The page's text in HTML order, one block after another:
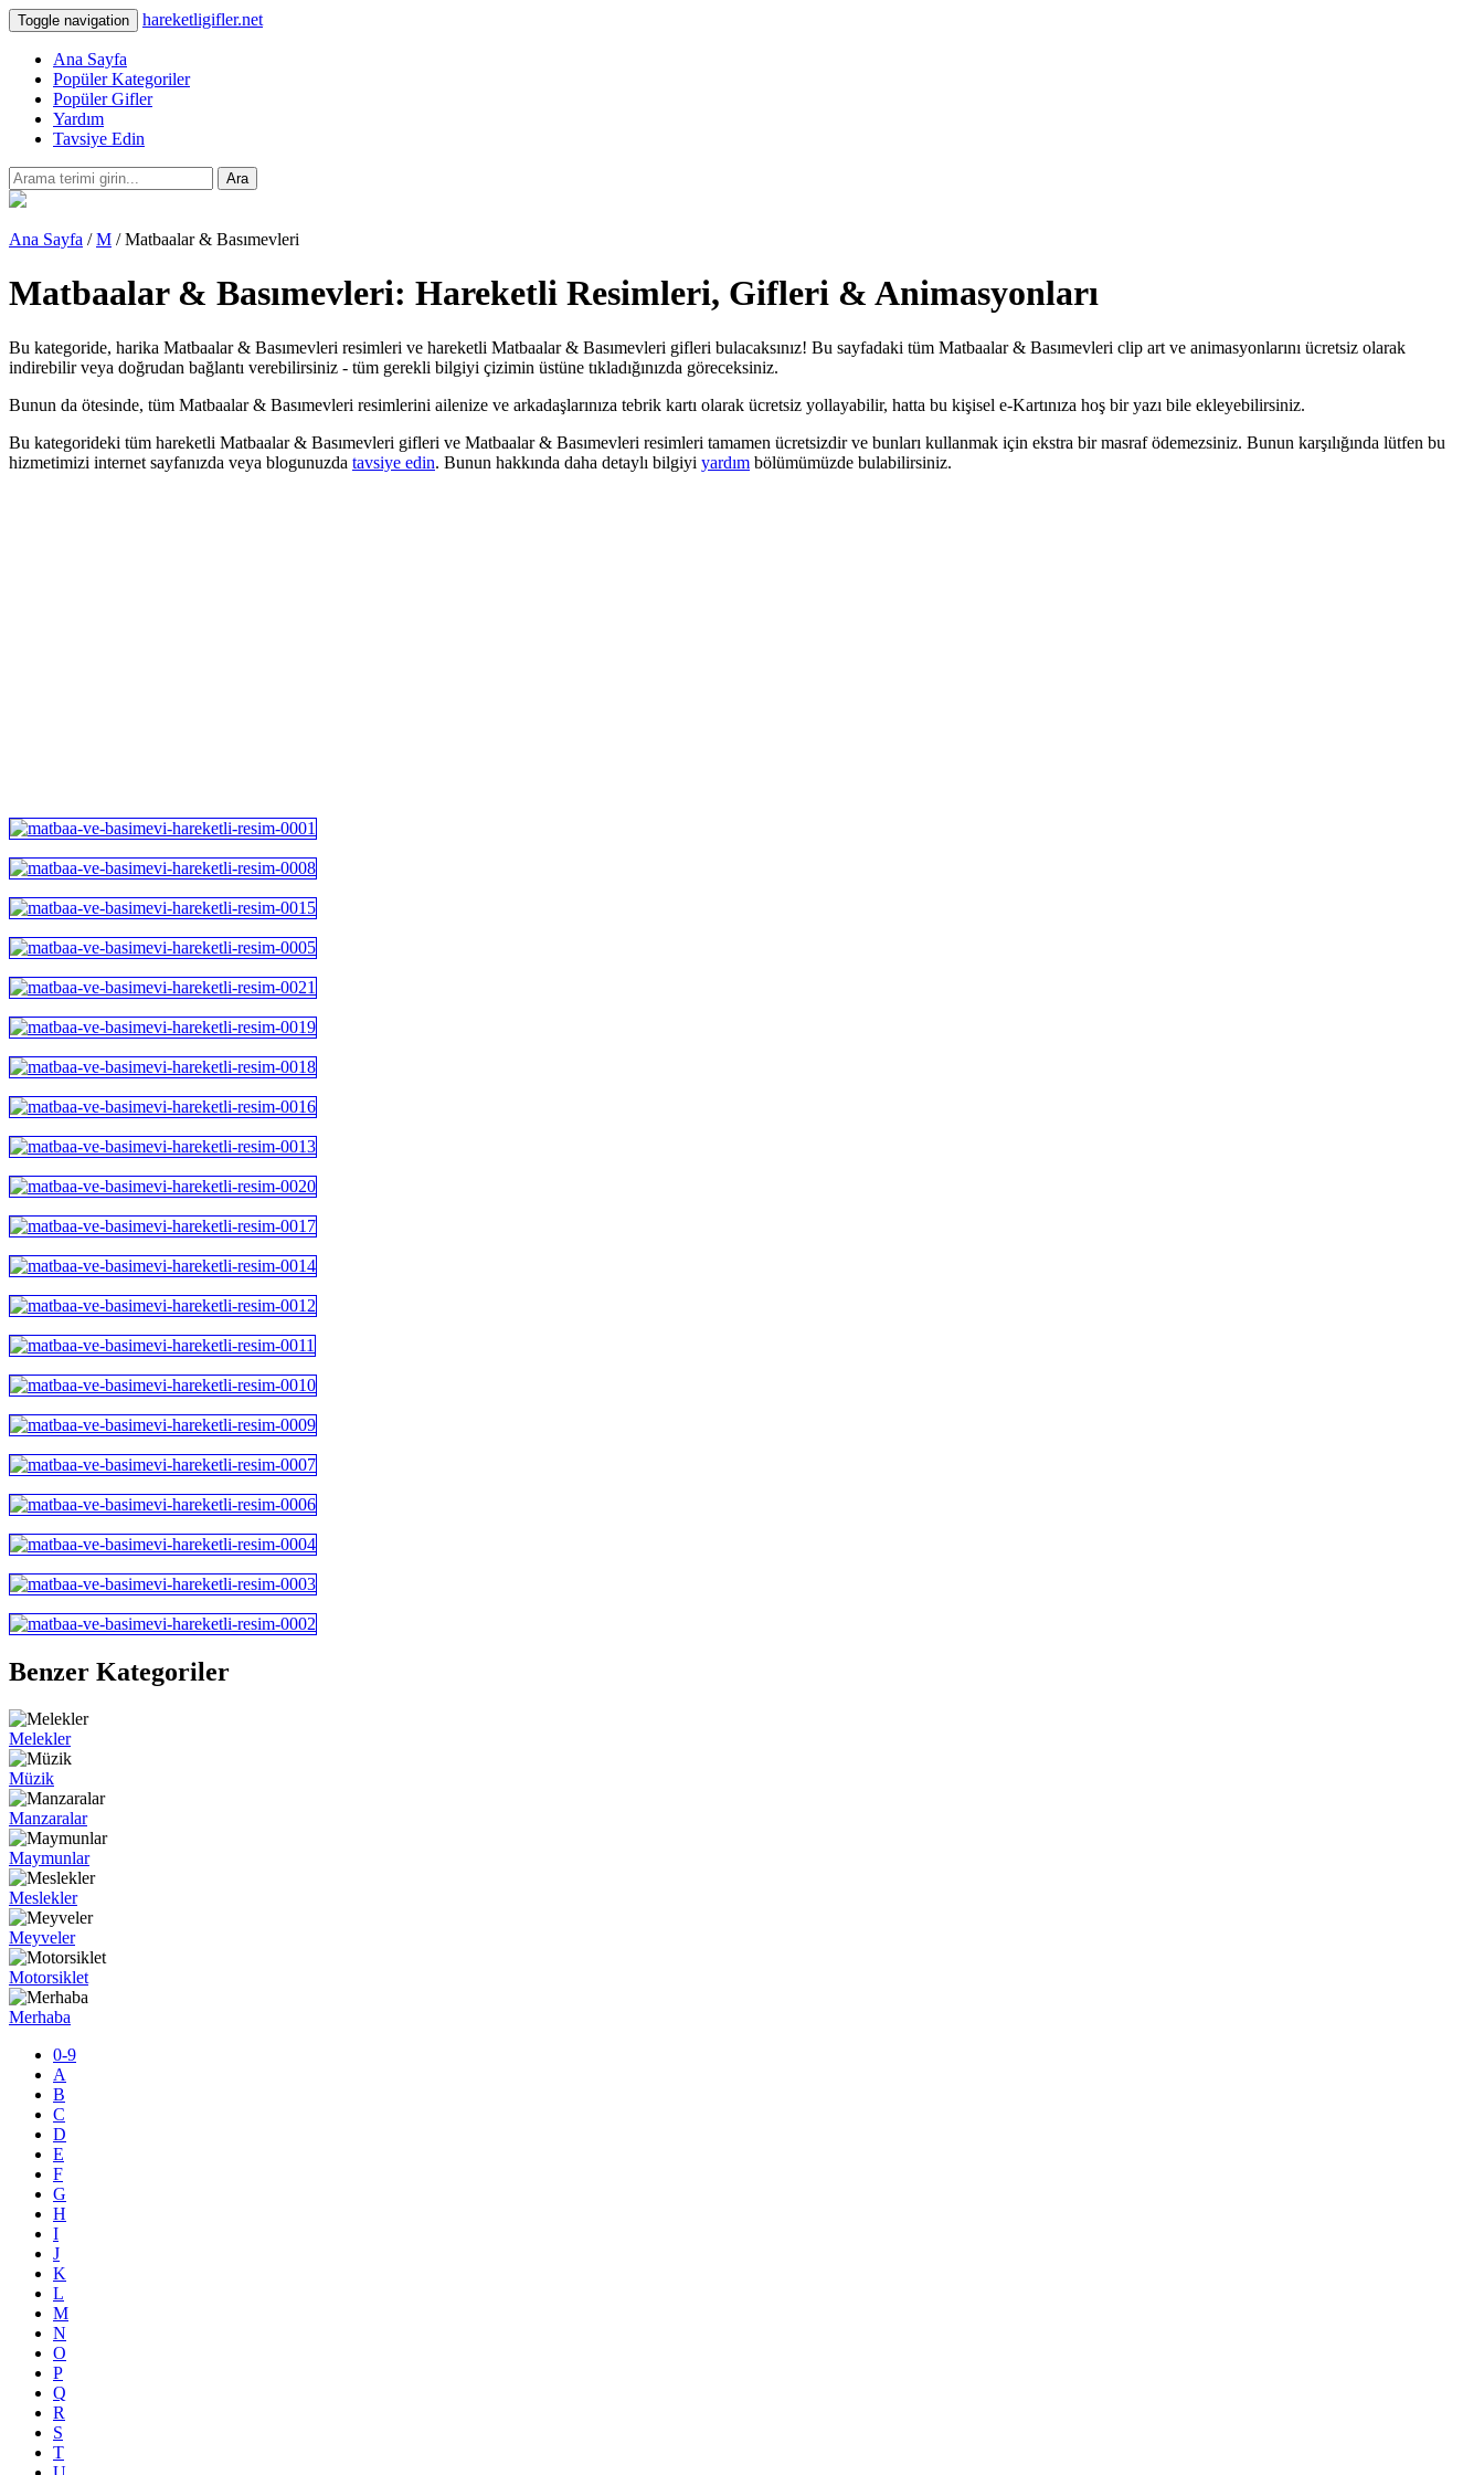
Toggle navigation hareketligifler.net
Ana Sayfa
Popüler Kategoriler
Popüler Gifler
Yardım
Tavsiye Edin
Ara
Ana Sayfa /M / Matbaalar & Basımevleri
Matbaalar & Basımevleri: Hareketli Resimleri, Gifleri & Animasyonları
Bu kategoride, harika Matbaalar & Basımevleri resimleri ve hareketli Matbaalar & Basımevleri gifleri bulacaksınız! Bu sayfadaki tüm Matbaalar & Basımevleri clip art ve animasyonlarını ücretsiz olarak
indirebilir veya doğrudan bağlantı verebilirsiniz - tüm gerekli bilgiyi çizimin üstüne tıkladığınızda göreceksiniz.
Bunun da ötesinde, tüm Matbaalar & Basımevleri resimlerini ailenize ve arkadaşlarınıza tebrik kartı olarak ücretsiz yollayabilir, hatta bu kişisel e-Kartınıza hoş bir yazı bile ekleyebilirsiniz.
Bu kategorideki tüm hareketli Matbaalar & Basımevleri gifleri ve Matbaalar & Basımevleri resimleri tamamen ücretsizdir ve bunları kullanmak için ekstra bir masraf ödemezsiniz. Bunun karşılığında lütfen bu
hizmetimizi internet sayfanızda veya blogunuzda tavsiye edin. Bunun hakkında daha detaylı bilgiyi yardım bölümümüzde bulabilirsiniz.
Benzer Kategoriler
Melekler
Müzik
Manzaralar
Maymunlar
Meslekler
Meyveler
Motorsiklet
Merhaba
0-9
A
B
C
D
E
F
G
H
I
J
K
L
M
N
O
P
Q
R
S
T